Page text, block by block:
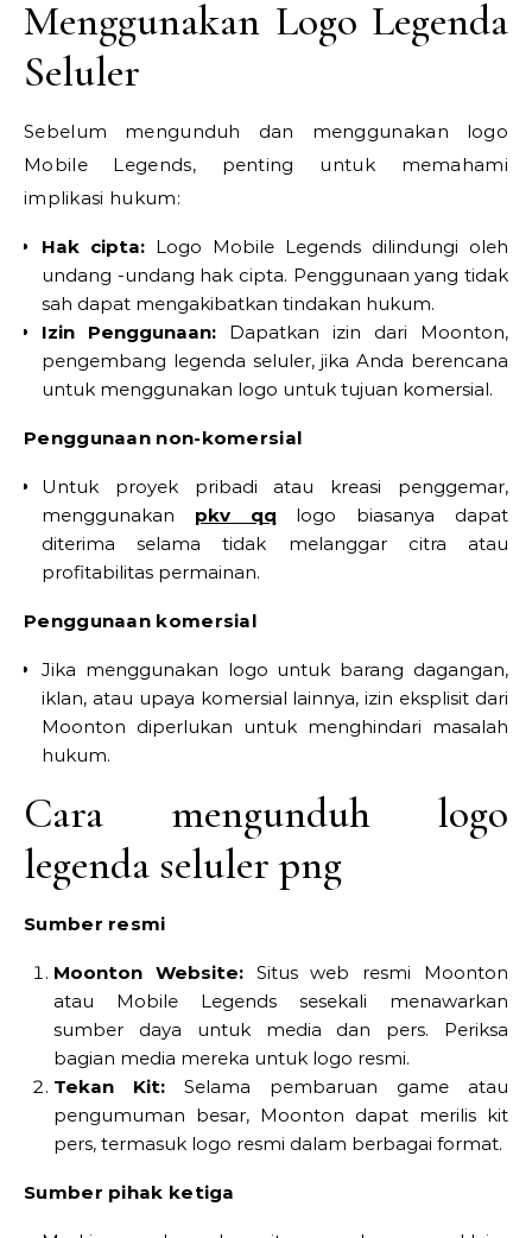
Menggunakan Logo Legenda
Seluler
Sebelum mengunduh dan menggunakan logo
Mobile Legends, penting untuk memahami
implikasi hukum:
Hak cipta: Logo Mobile Legends dilindungi oleh
undang -undang hak cipta. Penggunaan yang tidak
sah dapat mengakibatkan tindakan hukum.
Izin Penggunaan: Dapatkan izin dari Moonton,
pengembang legenda seluler, jika Anda berencana
untuk menggunakan logo untuk tujuan komersial.
Penggunaan non-komersial
Untuk proyek pribadi atau kreasi penggemar,
menggunakan pkv qq logo biasanya dapat
diterima selama tidak melanggar citra atau
profitabilitas permainan.
Penggunaan komersial
Jika menggunakan logo untuk barang dagangan,
iklan, atau upaya komersial lainnya, izin eksplisit dari
Moonton diperlukan untuk menghindari masalah
hukum.
Cara mengunduh logo
legenda seluler png
Sumber resmi
Moonton Website:Situs web resmi Moonton
atau Mobile Legends sesekali menawarkan
sumber daya untuk media dan pers. Periksa
bagian media mereka untuk logo resmi.
Tekan Kit: Selama pembaruan game atau
pengumuman besar, Moonton dapat merilis kit
pers, termasuk logo resmi dalam berbagai format.
Sumber pihak ketiga